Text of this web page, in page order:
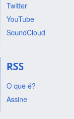
Twitter
YouTube
SoundCloud
RSS
O que é?
Assine